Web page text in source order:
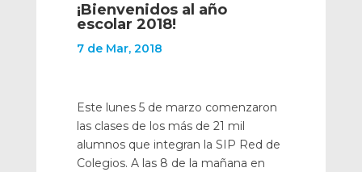
¡Bienvenidos al año
escolar 2018!
7 de Mar, 2018
Este lunes 5 de marzo comenzaron
las clases de los más de 21 mil
alumnos que integran la SIP Red de
Colegios. A las 8 de la mañana en